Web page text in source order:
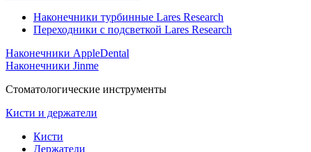
Наконечники турбинные Lares Research
Переходники с подсветкой Lares Research
Наконечники AppleDental
Наконечники Jinme
Стоматологические инструменты
Кисти и держатели
Кисти
Держатели